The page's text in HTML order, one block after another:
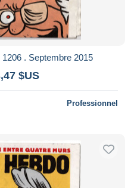
. Septembre 2015
$US
Professionnel